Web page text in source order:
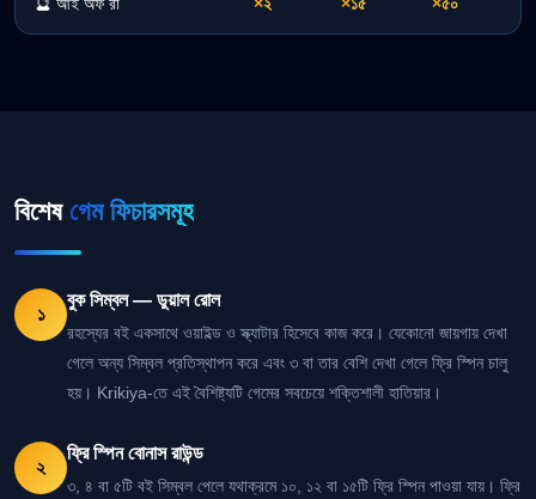
বিশেষ গেম ফিচারসমূহ
১
বুক সিম্বল — ডুয়াল রোল
রহস্যের বই একসাথে ওয়াইল্ড ও স্ক্যাটার হিসেবে কাজ করে। যেকোনো জায়গায় দেখা
গেলে অন্য সিম্বল প্রতিস্থাপন করে এবং ৩ বা তার বেশি দেখা গেলে ফ্রি স্পিন চালু
হয়। Krikiya-তে এই বৈশিষ্ট্যটি গেমের সবচেয়ে শক্তিশালী হাতিয়ার।
২
ফ্রি স্পিন বোনাস রাউন্ড
৩, ৪ বা ৫টি বই সিম্বল পেলে যথাক্রমে ১০, ১২ বা ১৫টি ফ্রি স্পিন পাওয়া যায়। ফ্রি